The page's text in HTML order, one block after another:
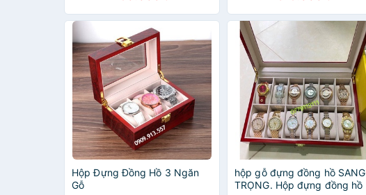
Hộp Đựng Đồng Hồ 3 Ngăn
Gỗ
hộp gỗ đựng đồng hồ SANG
TRỌNG. Hộp đựng đồng hồ